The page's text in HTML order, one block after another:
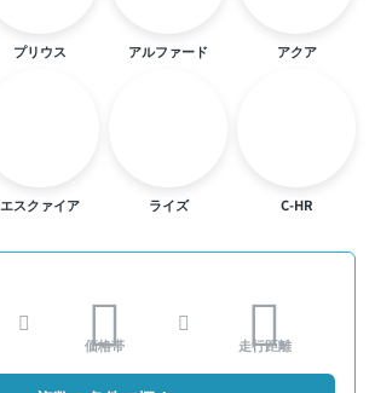
プリウス アルファード アクア
エスクァイア ライズ C-HR
価格帯 走行距離